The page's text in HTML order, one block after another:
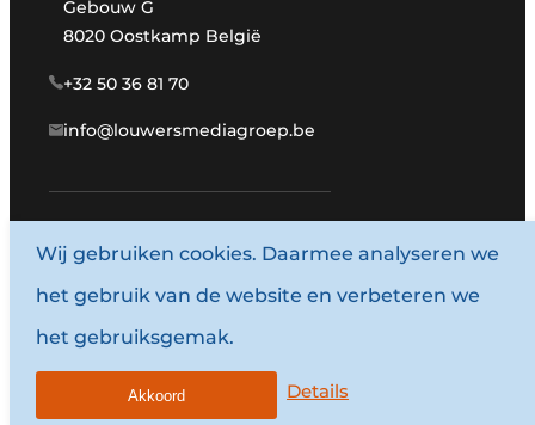
Gebouw G
8020 Oostkamp België
+32 50 36 81 70
info@louwersmediagroep.be
www.louwersmediagroep.com
© 1987 - 2026 Louwersmediagroep.
Algemene voorwaarden
Wij gebruiken cookies. Daarmee analyseren we
het gebruik van de website en verbeteren we
het gebruiksgemak.
Details
Akkoord